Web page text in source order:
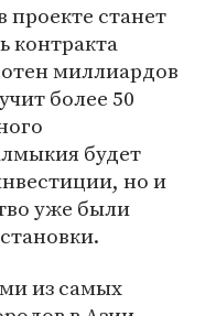
станет
контракта
миллиардов
более 50
будет
но и
уже были
из самых